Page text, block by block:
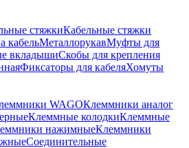
стяжкиКабельные стяжки
кабельМеталлорукавМуфты для
вкладышиСкобы для крепления
Фиксаторы для кабеляХомуты
WAGOКлеммники аналог
Клеммные колодкиКлеммные
нажимныеКлеммники
Соединительные